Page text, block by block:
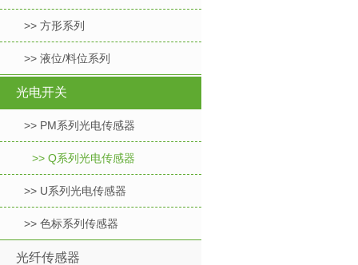
>> 方形系列
>> 液位/料位系列
光电开关
>> PM系列光电传感器
>> Q系列光电传感器
>> U系列光电传感器
>> 色标系列传感器
光纤传感器